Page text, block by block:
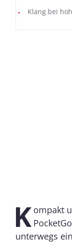
Klang bei
K ompakt
unterwegs